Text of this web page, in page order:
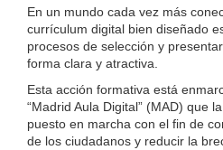
En un mundo cada vez más
currículum digital bien diseñado
procesos de selección y
forma clara y atractiva.
Esta acción formativa está
“Madrid Aula Digital” (MAD) que
puesto en marcha con el fin de
de los ciudadanos y reducir la